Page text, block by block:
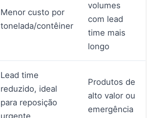
Menor custo por
tonelada/contêiner
volumes
com lead
time mais
longo
Lead time
reduzido, ideal
para reposição
Produtos de
alto valor ou
emergência